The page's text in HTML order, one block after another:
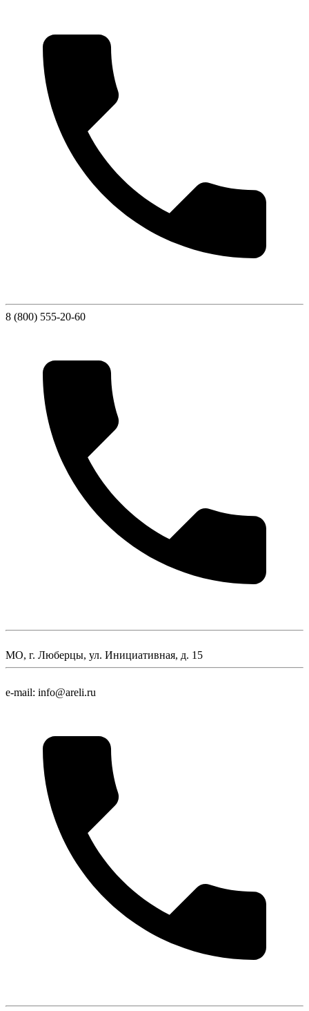
8 (800) 555-20-60
МО, г. Люберцы, ул. Инициативная, д. 15
e-mail: info@areli.ru